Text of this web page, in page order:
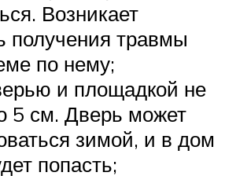
Возникает
получения травмы
по нему;
и площадкой не
5 см. Дверь может
зимой, и в дом
попасть;